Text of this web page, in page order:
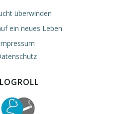
überwinden
ein neues Leben